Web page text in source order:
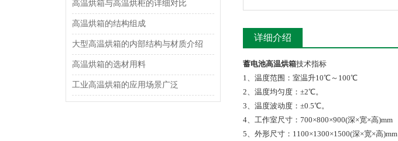
高温烘箱与高温烘柜的详细对比
高温烘箱的结构组成
大型高温烘箱的内部结构与材质介绍
高温烘箱的选材用料
工业高温烘箱的应用场景广泛
详细介绍
蓄电池高温烘箱技术指标
1、温度范围：室温升10℃～100℃
2、温度均匀度：±2℃。
3、温度波动度：±0.5℃。
4、工作室尺寸：700×800×900(深×宽×高)mm
5、外形尺寸：1100×1300×1500(深×宽×高)mm